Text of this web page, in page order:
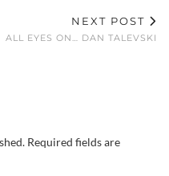
NEXT POST
ALL EYES ON… DAN TALEVSKI
Required fields are